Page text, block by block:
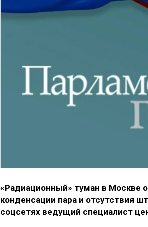
«Радиационный» туман в Москве
конденсации пара и отсутствия
соцсетях ведущий специалист